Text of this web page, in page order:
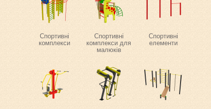
Спортивні
комплекси
Спортивні
комплекси для
малюків
Спортивні
елементи